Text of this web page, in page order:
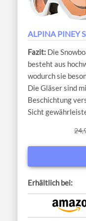
ALPINA PINEY
Die
besteht aus
wodurch sie
Die Gläser sind
Beschichtung
Sicht
Erhältlich bei: